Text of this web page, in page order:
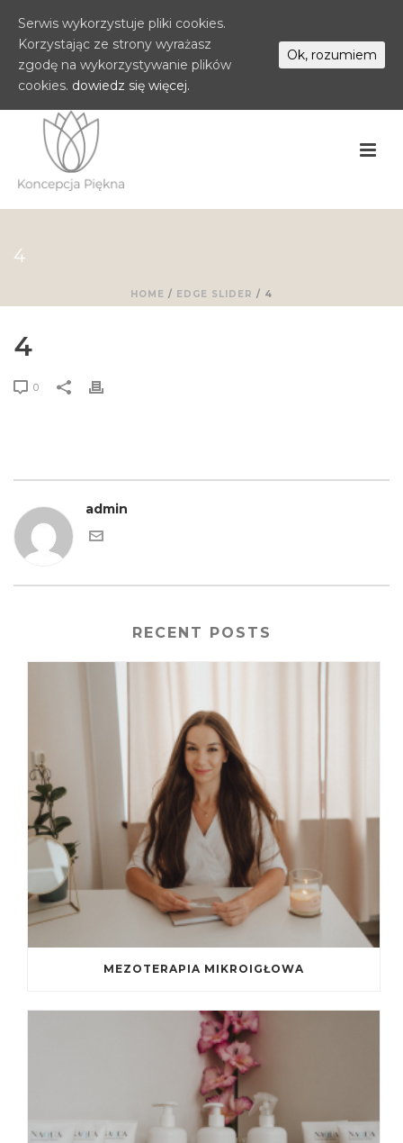
4
HOME / EDGE SLIDER / 4
4
0
admin
RECENT POSTS
MEZOTERAPIA MIKROIGŁOWA
Serwis wykorzystuje pliki cookies.
Korzystając ze strony wyrażasz
zgodę na wykorzystywanie plików
cookies. dowiedz się więcej.
Ok, rozumiem